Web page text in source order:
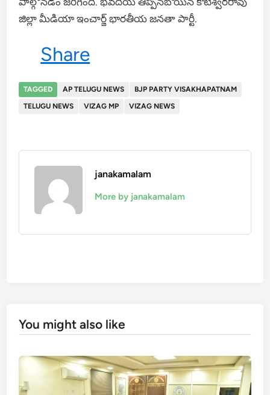
జిల్లా మీడియా ఇంచార్జ్ భారతీయ జనతా పార్టీ.
Share
TAGGED AP TELUGU NEWS
BJP PARTY VISAKHAPATNAM
TELUGU NEWS
VIZAG MP VIZAG NEWS
janakamalam
More by janakamalam
You might also like